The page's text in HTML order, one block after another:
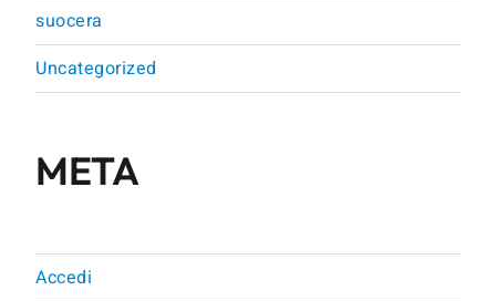
suocera
Uncategorized
META
Accedi